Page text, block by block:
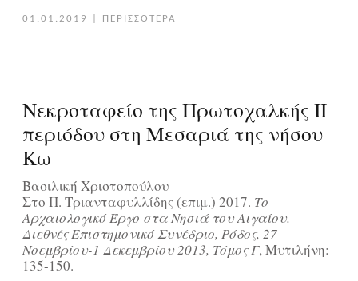
01.01.2019 ΠΕΡΙΣΣΟΤΕΡΑ
Νεκροταφείο της Πρωτοχαλκής ΙΙ
περιόδου στη Μεσαριά της νήσου
Κω
Βασιλική Χριστοπούλου
Στο Π. Τριανταφυλλίδης (επιμ.) 2017. Το
Αρχαιολογικό Έργο στα Νησιά του Αιγαίου.
Διεθνές Επιστημονικό Συνέδριο, Ρόδος, 27
Νοεμβρίου-1 Δεκεμβρίου 2013, Τόμος Γ, Μυτιλήνη:
135-150.